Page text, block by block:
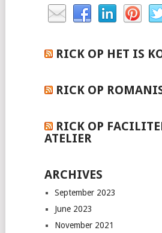
RICK OP HET IS
RICK OP
RICK OP
ATELIER
ARCHIVES
September 2023
June 2023
November 2021